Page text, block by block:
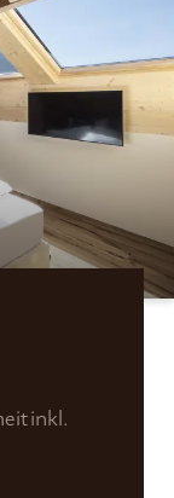
inkl.